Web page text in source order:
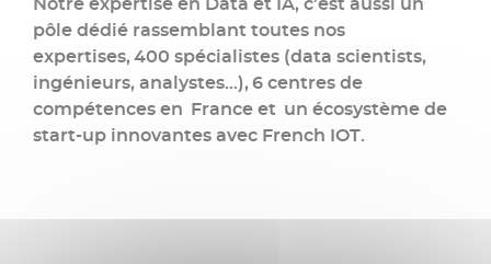
pôle dédié rassemblant toutes nos
expertises, 400 spécialistes (data scientists,
ingénieurs, analystes…), 6 centres de
compétences en France et un écosystème de
start-up innovantes avec French IOT.